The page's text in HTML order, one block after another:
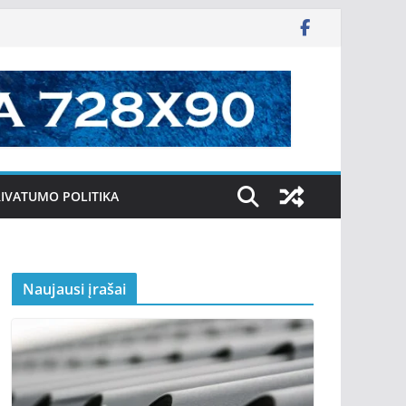
POLITIKA
Naujausi įrašai